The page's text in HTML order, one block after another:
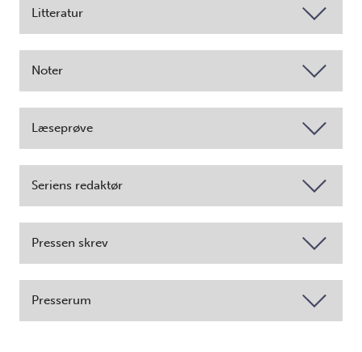
Litteratur
Noter
Læseprøve
Seriens redaktør
Pressen skrev
Presserum